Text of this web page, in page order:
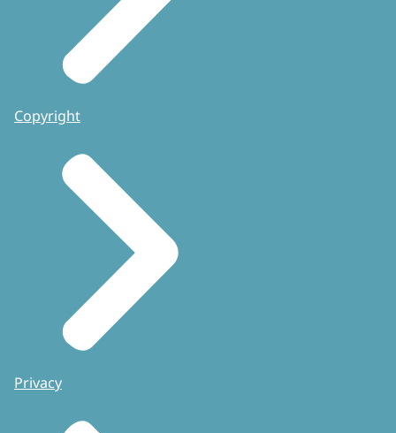
Copyright
Privacy